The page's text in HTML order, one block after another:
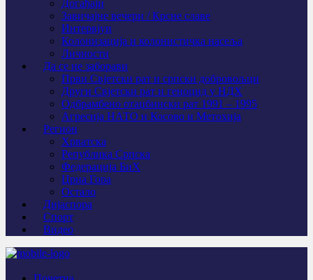
Догађаји
Завичајне вечери / Крсне славе
Интервјуи
Колонизација и колонистичка насеља
Личности
Да се не заборави
Први Свјeтски рат и српски добровољци
Други Свјетски рат и геноцид у НДХ
Одбрамбено отаџбински рат 1991 – 1995
Агресија НАТО и Косово и Метохија
Регион
Хрватска
Република Српска
Федерација БиХ
Црна Гора
Остало
Дијаспора
Спорт
Видео